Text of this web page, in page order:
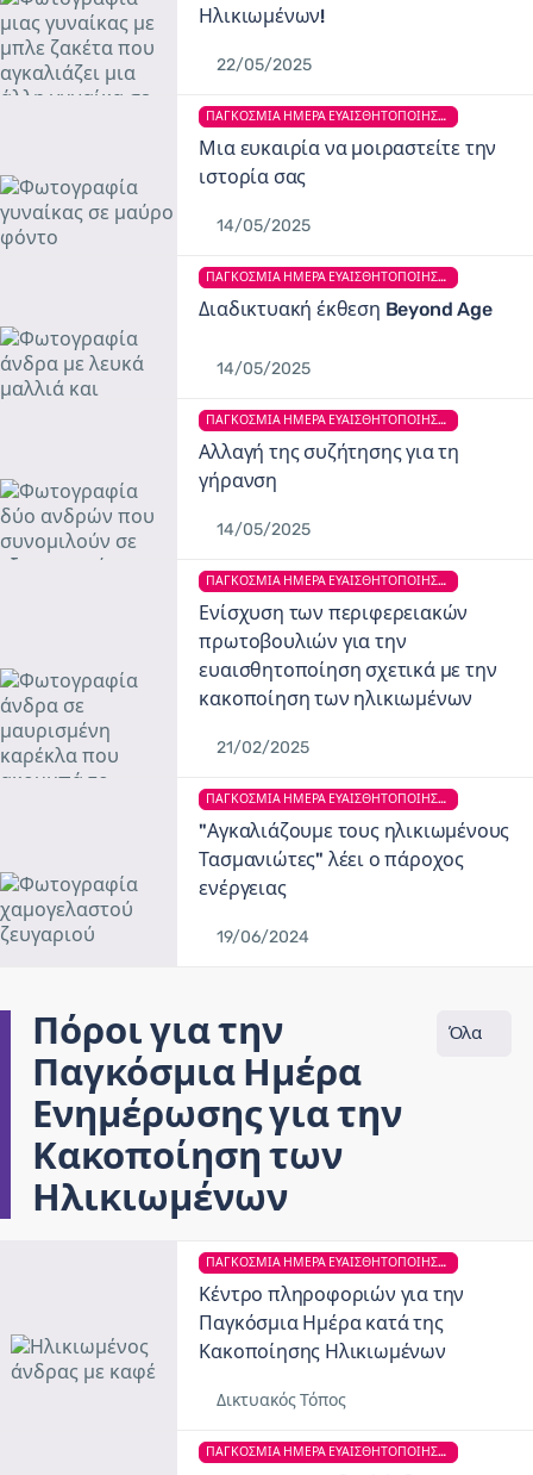
Ηλικιωμένων!
22/05/2025
ΠΑΓΚΌΣΜΙΑ ΗΜΈΡΑ ΕΥΑΙΣΘΗΤΟΠΟΊΗΣΗΣ ΓΙΑ ΤΗΝ ΚΑΚΟΠΟΊΗΣΗ ΤΩΝ ΗΛΙΚΙΩΜΈΝΩΝ
Μια ευκαιρία να μοιραστείτε την
ιστορία σας
14/05/2025
ΠΑΓΚΌΣΜΙΑ ΗΜΈΡΑ ΕΥΑΙΣΘΗΤΟΠΟΊΗΣΗΣ ΓΙΑ ΤΗΝ ΚΑΚΟΠΟΊΗΣΗ ΤΩΝ ΗΛΙΚΙΩΜΈΝΩΝ
Διαδικτυακή έκθεση Beyond Age
14/05/2025
ΠΑΓΚΌΣΜΙΑ ΗΜΈΡΑ ΕΥΑΙΣΘΗΤΟΠΟΊΗΣΗΣ ΓΙΑ ΤΗΝ ΚΑΚΟΠΟΊΗΣΗ ΤΩΝ ΗΛΙΚΙΩΜΈΝΩΝ
Αλλαγή της συζήτησης για τη
γήρανση
14/05/2025
ΠΑΓΚΌΣΜΙΑ ΗΜΈΡΑ ΕΥΑΙΣΘΗΤΟΠΟΊΗΣΗΣ ΓΙΑ ΤΗΝ ΚΑΚΟΠΟΊΗΣΗ ΤΩΝ ΗΛΙΚΙΩΜΈΝΩΝ
Ενίσχυση των περιφερειακών
πρωτοβουλιών για την
ευαισθητοποίηση σχετικά με την
κακοποίηση των ηλικιωμένων
21/02/2025
ΠΑΓΚΌΣΜΙΑ ΗΜΈΡΑ ΕΥΑΙΣΘΗΤΟΠΟΊΗΣΗΣ ΓΙΑ ΤΗΝ ΚΑΚΟΠΟΊΗΣΗ ΤΩΝ ΗΛΙΚΙΩΜΈΝΩΝ
"Αγκαλιάζουμε τους ηλικιωμένους
Τασμανιώτες" λέει ο πάροχος
ενέργειας
19/06/2024
Πόροι για την
Παγκόσμια Ημέρα
Ενημέρωσης για την
Κακοποίηση των
Ηλικιωμένων
Όλα
ΠΑΓΚΌΣΜΙΑ ΗΜΈΡΑ ΕΥΑΙΣΘΗΤΟΠΟΊΗΣΗΣ ΓΙΑ ΤΗΝ ΚΑΚΟΠΟΊΗΣΗ ΤΩΝ ΗΛΙΚΙΩΜΈΝΩΝ
Κέντρο πληροφοριών για την
Παγκόσμια Ημέρα κατά της
Κακοποίησης Ηλικιωμένων
Δικτυακός Τόπος
ΠΑΓΚΌΣΜΙΑ ΗΜΈΡΑ ΕΥΑΙΣΘΗΤΟΠΟΊΗΣΗΣ ΓΙΑ ΤΗΝ ΚΑΚΟΠΟΊΗΣΗ ΤΩΝ ΗΛΙΚΙΩΜΈΝΩΝ